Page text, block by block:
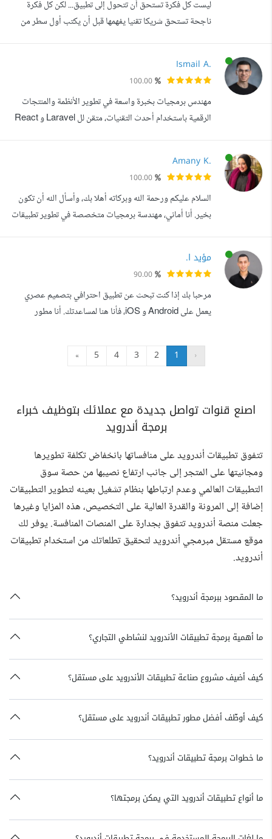
ليست كل فكرة تستحق أن تتحول إلى تطبيق... لكن كل فكرة
ناجحة تستحق شريكا تقنيا يفهمها قبل أن يكتب أول سطر من
على كتابة الكود فقط، بل أحرص على فهم فكرة المشروع
وأهدافه، ثم تحويلها إلى تطبيق يحقق أهداف المشروع، ويوفر
تجربة استخدام سلسة، وي...
Ismail A.
مهندس برمجيات بخبرة واسعة في تطوير الأنظمة والمنتجات
الرقمية باستخدام أحدث التقنيات، متقن لل Laravel و React
على تحليل المتطلبات وتحويلها إلى حلول عملية قابلة للتوسع،
إضافة إلى اهتمام خاص بتحسين الأداء، كتابة كود نظيف،
واعتماد أفضل ...
Amany K.
السلام عليكم ورحمة الله وبركاته أهلا بك، وأسأل الله أن تكون
بخير. أنا أماني، مهندسة برمجيات متخصصة في تطوير تطبيقات
متخصص يمتلك خبرة كبيرة في تنفيذ مختلف أنواع المشاريع
التقنية. قمت بالعمل على مشاريع متنوعة في مجالات التجارة
الإلكترو...
مؤيد ا.
مرحبا بك إذا كنت تبحث عن تطبيق احترافي بتصميم عصري
يعمل على Android و iOS، فأنا هنا لمساعدتك. أنا مطور
على درجة البكالوريوس في تطوير البرمجيات. عملت خلال هذه
الفترة مع شركات برمجية وعملاء من دول مختلفة عبر منصات
‹
1
2
3
4
5
»
اصنع قنوات تواصل جديدة مع عملائك بتوظيف خبراء
برمجة أندرويد
تتفوق تطبيقات أندرويد على منافساتها بانخفاض تكلفة تطويرها
ومجانيتها على المتجر إلى جانب ارتفاع نصيبها من حصة سوق
التطبيقات العالمي وعدم ارتباطها بنظام تشغيل بعينه لتطوير التطبيقات
إضافة إلى المرونة والقدرة العالية على التخصيص، هذه المزايا وغيرها
جعلت منصة أندرويد تتفوق بجدارة على المنصات المنافسة. يوفر لك
موقع مستقل مبرمجي أندرويد لتحقيق تطلعاتك من استخدام تطبيقات
أندرويد.
ما المقصود ببرمجة أندرويد؟
ما أهمية برمجة تطبيقات الأندرويد لنشاطي التجاري؟
كيف أضيف مشروع صناعة تطبيقات الأندرويد على مستقل؟
كيف أوظّف أفضل مطور تطبيقات أندرويد على مستقل؟
ما خطوات برمجة تطبيقات أندرويد؟
ما أنواع تطبيقات أندرويد التي يمكن برمجتها؟